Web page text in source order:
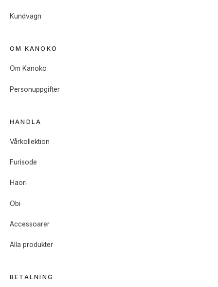
Kundvagn
OM KANOKO
Om Kanoko
Personuppgifter
HANDLA
Vårkollektion
Furisode
Haori
Obi
Accessoarer
Alla produkter
BETALNING